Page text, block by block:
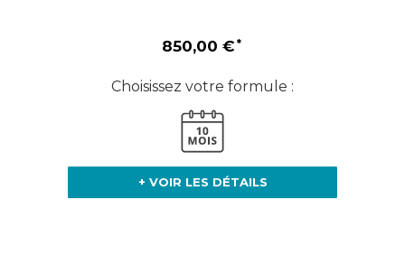
850,00 €
Choisissez votre formule :
+ VOIR LES DÉTAILS